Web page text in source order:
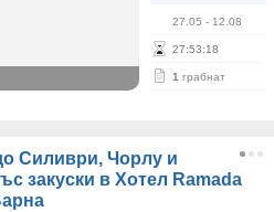
27.05 - 12.08
27:53:18
1 грабнат
Силиври, Чорлу и
закуски в Хотел Ramada